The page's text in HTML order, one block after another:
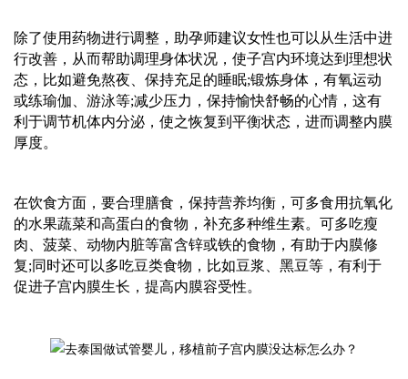
除了使用药物进行调整， 助孕师建议女性也可以从生活中进
行改善，从而帮助调理身体状况，使子宫内环境达到理想状
态，比如避免熬夜、保持充足的睡眠;锻炼身体，有氧运动
或练瑜伽、游泳等;减少压力，保持愉快舒畅的心情，这有
利于调节机体内分泌，使之恢复到平衡状态，进而调整内膜
厚度。
在饮食方面，要合理膳食，保持营养均衡，可多食用抗氧化
的水果蔬菜和高蛋白的食物，补充多种维生素。可多吃瘦
肉、菠菜、动物内脏等富含锌或铁的食物，有助于内膜修
复;同时还可以多吃豆类食物，比如豆浆、黑豆等，有利于
促进子宫内膜生长，提高内膜容受性。